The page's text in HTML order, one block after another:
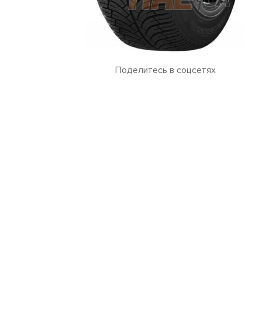
Поделитесь в соцсетях